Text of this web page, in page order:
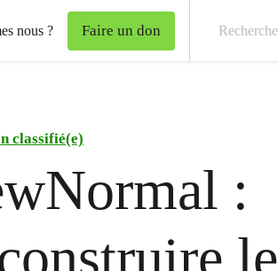
nous ? Faire un don
classifié(e)
:
le